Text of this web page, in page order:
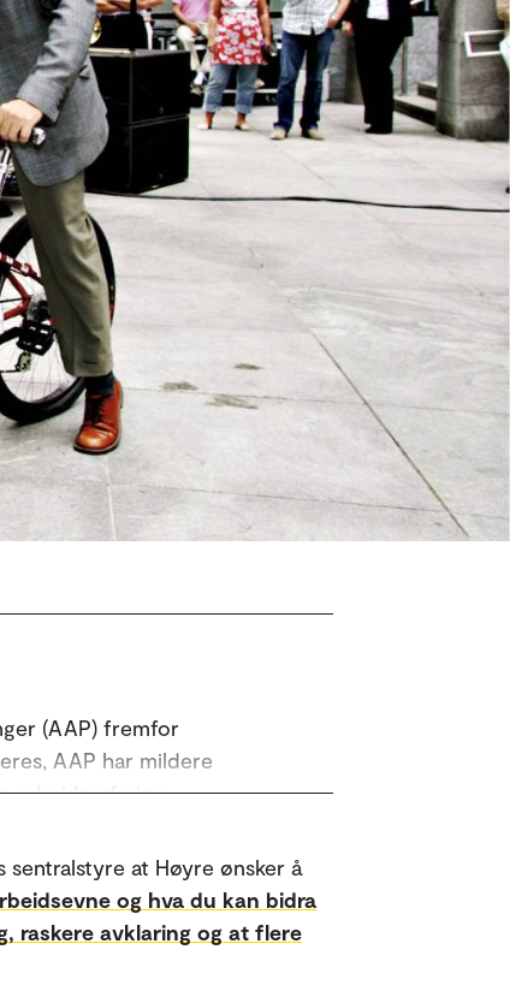
(AAP) fremfor
AAP har mildere
arbeidserfaring.
gjør det
blir tidkrevende, og altfor
sentralstyre at Høyre ønsker å
og hva du kan bidra
raskere avklaring og at flere